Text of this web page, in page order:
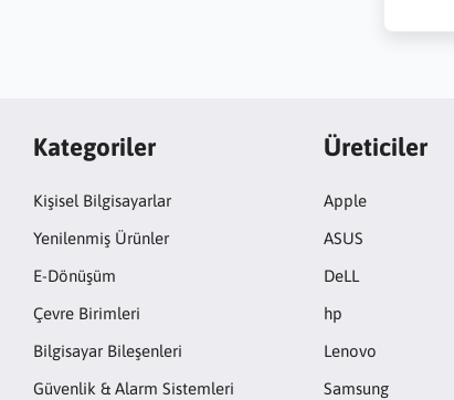
Kategoriler
Kişisel Bilgisayarlar
Yenilenmiş Ürünler
E-Dönüşüm
Çevre Birimleri
Bilgisayar Bileşenleri
Güvenlik & Alarm Sistemleri
Üreticiler
Apple
ASUS
DeLL
hp
Lenovo
Samsung